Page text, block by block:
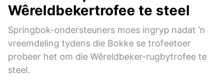
Wêreldbekertrofee te steel
Springbok-ondersteuners moes ingryp nadat ’n
vreemdeling tydens die Bokke se trofeetoer
probeer het om die Wêreldbeker-rugbytrofee te
steel.